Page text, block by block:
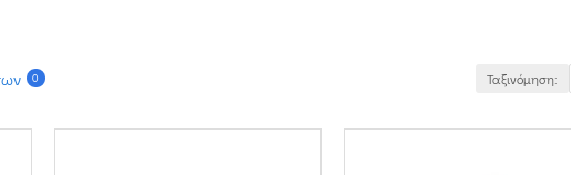
0 Ταξινόμηση: